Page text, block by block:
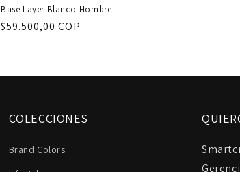
Base Layer Blanco-Hombre
Precio
$59.500,00 COP
COLECCIONES
Brand Colors